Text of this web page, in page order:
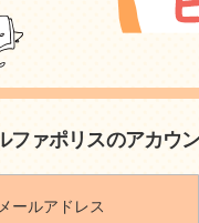
ファポリスのアカウ
ールアドレス